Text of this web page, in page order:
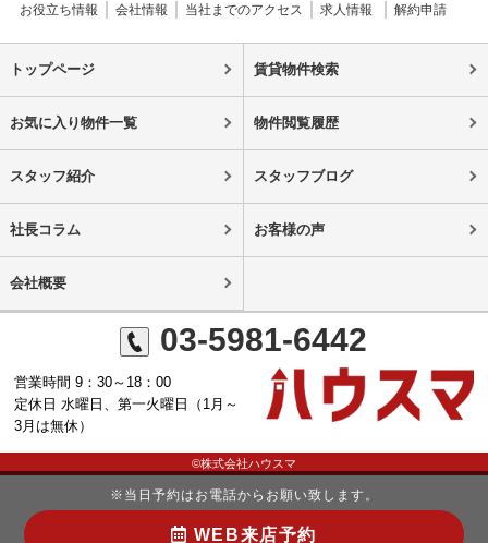
お役立ち情報
会社情報 当社までのアクセス 求人情報 解約申請
トップページ 賃貸物件検索
お気に入り物件一覧 物件閲覧履歴
スタッフ紹介 スタッフブログ
社長コラム お客様の声
会社概要
03-5981-6442
営業時間 9：30～18：00
定休日 水曜日、第一火曜日（1月～
3月は無休）
©株式会社ハウスマ
※当日予約はお電話からお願い致します。
WEB来店予約